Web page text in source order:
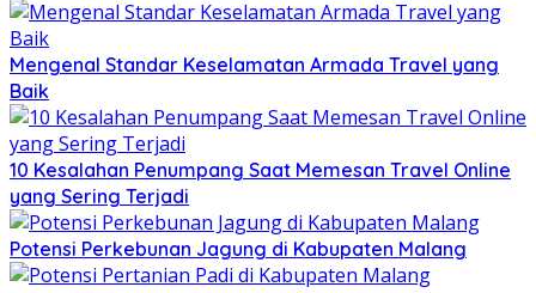
Mengenal Standar Keselamatan Armada Travel yang
Baik
10 Kesalahan Penumpang Saat Memesan Travel Online
yang Sering Terjadi
Potensi Perkebunan Jagung di Kabupaten Malang